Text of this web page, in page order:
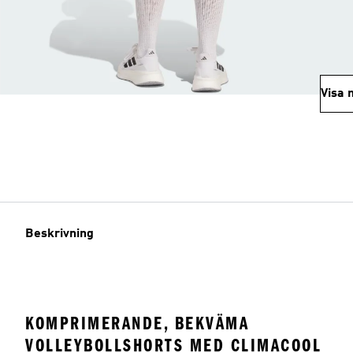
Visa
Beskrivning
KOMPRIMERANDE, BEKVÄMA
VOLLEYBOLLSHORTS MED CLIMACOOL